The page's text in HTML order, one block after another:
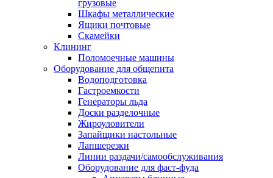
грузовые
Шкафы металлические
Ящики почтовые
Скамейки
Клининг
Поломоечные машины
Оборудование для общепита
Водоподготовка
Гастроемкости
Генераторы льда
Доски разделочные
Жироуловители
Запайщики настольные
Лапшерезки
Линии раздачи/самообслуживания
Оборудование для фаст-фуда